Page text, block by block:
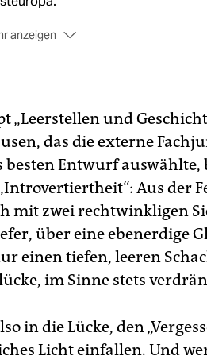
anzeigen
kommt auf Platz 1.
ein Crowdfundingsammelt die
Mahnmalstandorts – geplant
auf dem K+N seinen Neubau
Bau des Mahnmalsbeschließen
den richtigen Standortgibt es
das Mahnmal bei K+N, am
oder irgendwo
„Leerstellen und
das die externe
besten Entwurf
Aus der
mit zwei rechtwinkligen
über eine ebenerdige
einen tiefen, leeren
im Sinne stets
in die Lücke, den
Licht einfallen. Und